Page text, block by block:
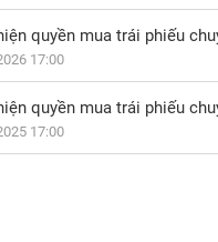
quyền mua trái phiếu
17:00
quyền mua trái phiếu
17:00